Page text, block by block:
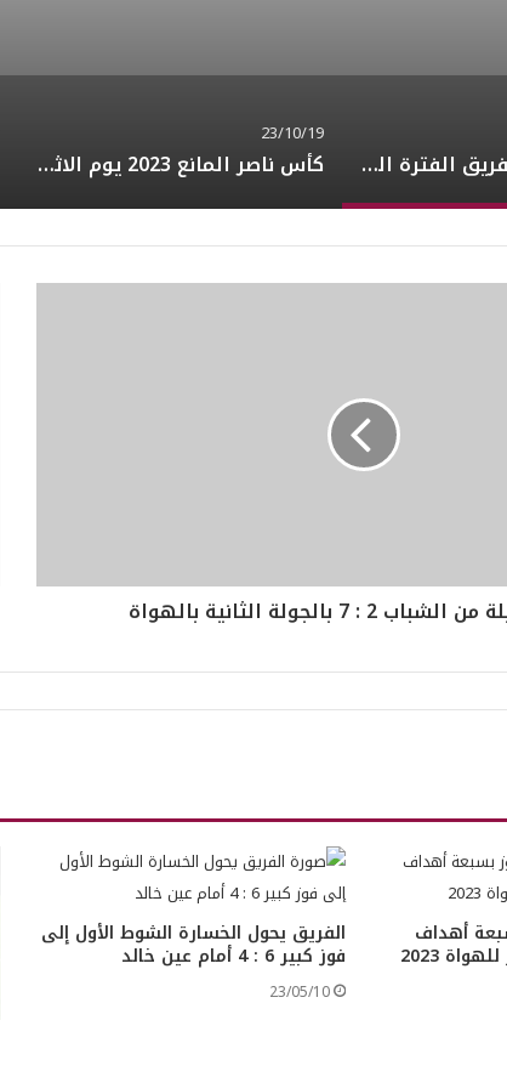
جدول مباريات الفريق الفترة القادمة
23/10/19
كأس ناصر المانع 2023 يوم الاثنين القادم إن شاءالله
: 7 بالجولة الثانية بالهواة
أهداف
2023
الفريق يحول الخسارة الشوط الأول إلى
فوز كبير 6 : 4 أمام عين خالد
23/05/10